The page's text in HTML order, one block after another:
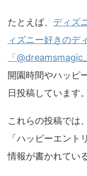
たとえば、 ディズ
ィズニー好きのデ
「@dreamsmagic_
開園時間やハッピ
日投稿しています。
これらの投稿では
「ハッピーエン
情報が書かれてい